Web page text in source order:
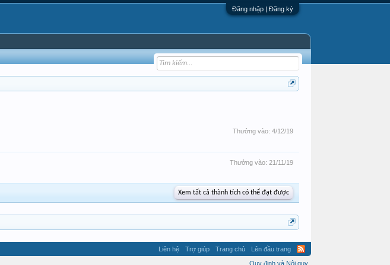
Đăng nhập | Đăng ký
Thưởng vào: 4/12/19
Thưởng vào: 21/11/19
Xem tất cả thành tích có thể đạt được
Liên hệ Trợ giúp Trang chủ
Lên đầu trang
Quy định và Nội quy